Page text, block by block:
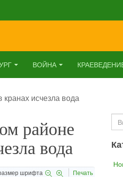
ВОЙНА
исчезла вода
районе
вода
шрифта Печать